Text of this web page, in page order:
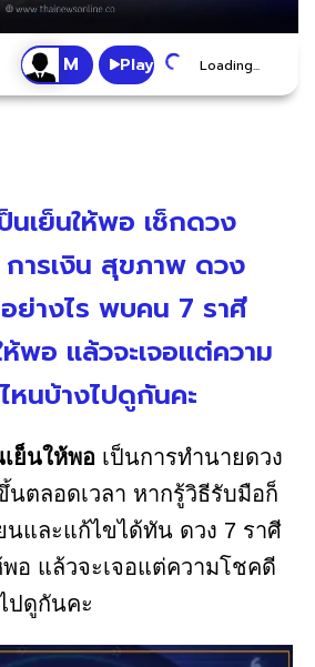
Play Loading...
นเย็นให้พอ เช็กดวง
การเงิน สุขภาพ ดวง
ย่างไร พบคน 7 ราศี
ห้พอ แล้วจะเจอแต่ความ
หนบ้างไปดูกันคะ
ย็นให้พอ เป็นการทำนายดวง
นตลอดเวลา หากรู้วิธีรับมือก็
นและแก้ไขได้ทัน ดวง 7 ราศี
พอ แล้วจะเจอแต่ความโชคดี
ปดูกันคะ